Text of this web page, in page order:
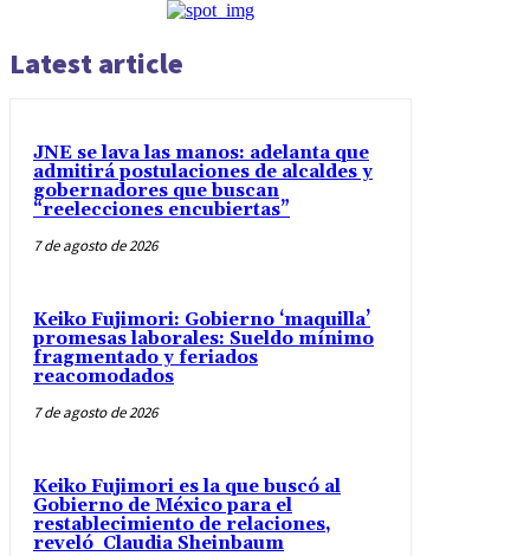
Latest article
JNE se lava las manos: adelanta que
admitirá postulaciones de alcaldes y
gobernadores que buscan
“reelecciones encubiertas”
7 de agosto de 2026
Keiko Fujimori: Gobierno ‘maquilla’
promesas laborales: Sueldo mínimo
fragmentado y feriados
reacomodados
7 de agosto de 2026
Keiko Fujimori es la que buscó al
Gobierno de México para el
restablecimiento de relaciones,
reveló Claudia Sheinbaum